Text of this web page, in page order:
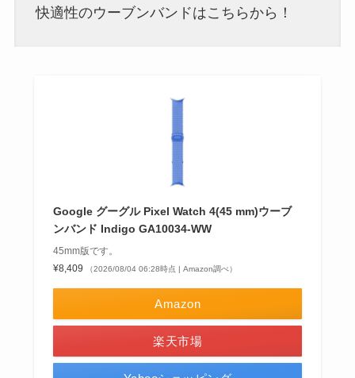
快適性のウーブンバンドはこちらから！
Google グーグル Pixel Watch 4(45 mm)ウーブ
ンバンド Indigo GA10034-WW
45mm版です。
¥8,409
（2026/08/04 06:28時点 | Amazon調べ）
Amazon
楽天市場